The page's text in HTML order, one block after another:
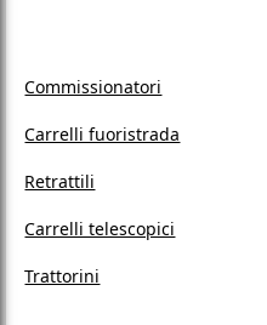
Commissionatori
Carrelli fuoristrada
Retrattili
Carrelli telescopici
Trattorini